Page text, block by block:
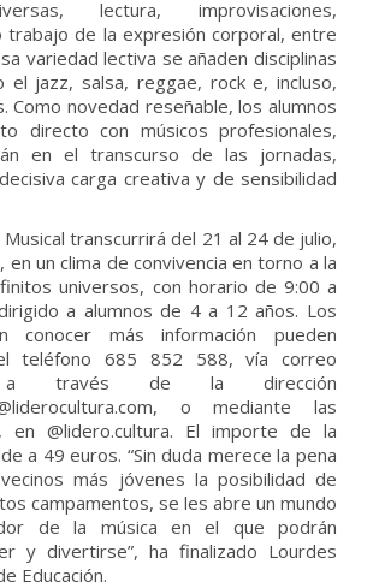
lectura, improvisaciones,
trabajo de la expresión corporal, entre
variedad lectiva se añaden disciplinas
el jazz, salsa, reggae, rock e, incluso,
Como novedad reseñable, los alumnos
directo con músicos profesionales,
en el transcurso de las jornadas,
carga creativa y de sensibilidad
Musical transcurrirá del 21 al 24 de julio,
en un clima de convivencia en torno a la
universos, con horario de 9:00 a
a alumnos de 4 a 12 años. Los
conocer más información pueden
teléfono 685 852 588, vía correo
a través de la dirección
o mediante las
en @lidero.cultura. El importe de la
a 49 euros. “Sin duda merece la pena
más jóvenes la posibilidad de
campamentos, se les abre un mundo
de la música en el que podrán
y divertirse”, ha finalizado Lourdes
Educación.